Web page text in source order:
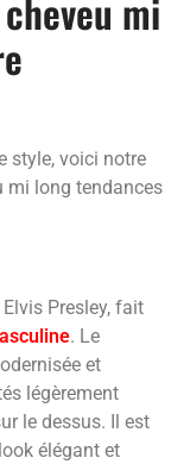
mi
style, voici notre
mi long tendances
Presley, fait
. Le
et
légèrement
le dessus. Il est
élégant et